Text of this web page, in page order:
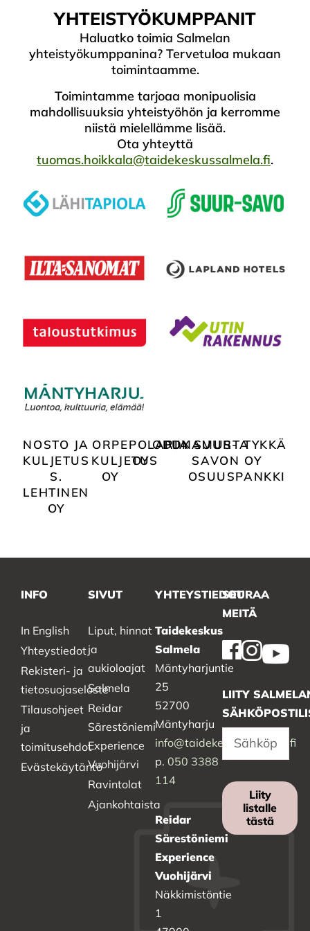
YHTEISTYÖKUMPPANIT
Haluatko toimia Salmelan
yhteistyökumppanina? Tervetuloa mukaan
toimintaamme.
Toimintamme tarjoaa monipuolisia
mahdollisuuksia yhteistyöhön ja kerromme
niistä mielellämme lisää.
Ota yhteyttä
tuomas.hoikkala@taidekeskussalmela.fi.
NOSTO JA
KULJETUS
S.
LEHTINEN
OY
ORPE
KULJETUS
OY
POLARIA
OY
ODDY
PUNAMUSTA
SUUR-
SAVON
OSUUSPANKKI
TYKKÄ
OY
INFO
In English
Yhteystiedot
Rekisteri- ja
tietosuojaseloste
Tilausohjeet
ja
toimitusehdot
Evästekäytäntö
SIVUT
Liput, hinnat
ja
aukioloajat
Salmela
Reidar
Särestöniemi
Experience
Vuohijärvi
Ravintolat
Ajankohtaista
YHTEYSTIEDOT
Taidekeskus
Salmela
Mäntyharjuntie
25
52700
Mäntyharju
info@taidekeskussalmela.fi
p. 050 3388
114
Reidar
Särestöniemi
Experience
Vuohijärvi
Näkkimistöntie
1
SEURAA
MEITÄ
LIITY
Liity
listalle
tästä